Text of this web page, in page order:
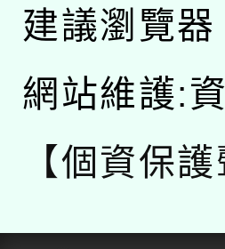
建議瀏覽
網站維護:
【個資保護